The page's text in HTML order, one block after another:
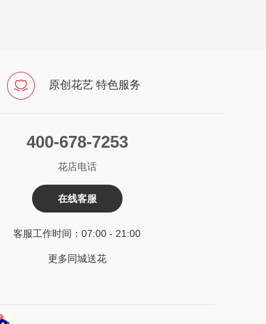
原创花艺 特色服务
400-678-7253
花店电话
在线客服
客服工作时间：07:00 - 21:00
更多同城送花